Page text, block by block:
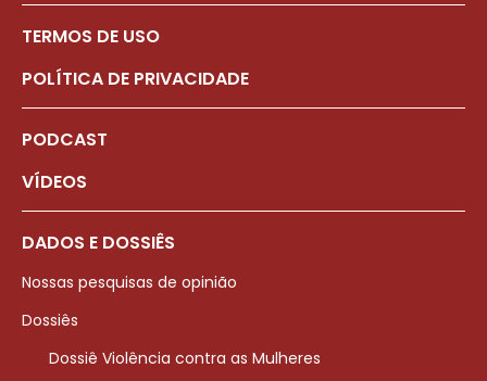
TERMOS DE USO
POLÍTICA DE PRIVACIDADE
PODCAST
VÍDEOS
DADOS E DOSSIÊS
Nossas pesquisas de opinião
Dossiês
Dossiê Violência contra as Mulheres